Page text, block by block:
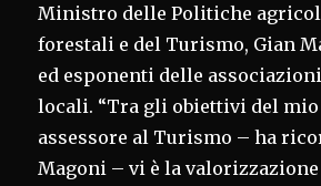
Ministro delle Politiche
forestali e del Turismo, Gian
ed esponenti delle
locali. “Tra gli obiettivi del
assessore al Turismo – ha
Magoni – vi è la